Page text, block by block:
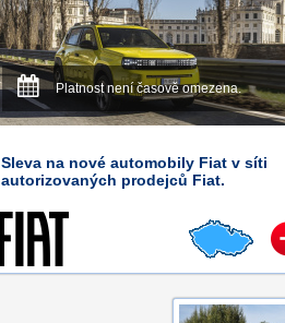
Platnost není časově omezena.
Sleva na nové automobily Fiat v síti
autorizovaných prodejců Fiat.